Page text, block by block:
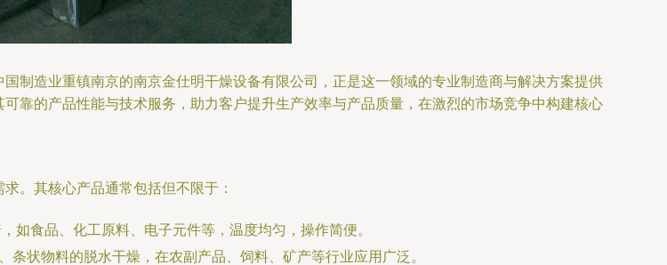
制造业重镇南京的南京金仕明干燥设备有限公司，正是这一领域的专业制造商与解决方案提供
靠的产品性能与技术服务，助力客户提升生产效率与产品质量，在激烈的市场竞争中构建核心
。其核心产品通常包括但不限于：
如食品、化工原料、电子元件等，温度均匀，操作简便。
状物料的脱水干燥，在农副产品、饲料、矿产等行业应用广泛。